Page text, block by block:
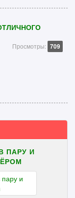
Просмотры: 709
ПАРУ И